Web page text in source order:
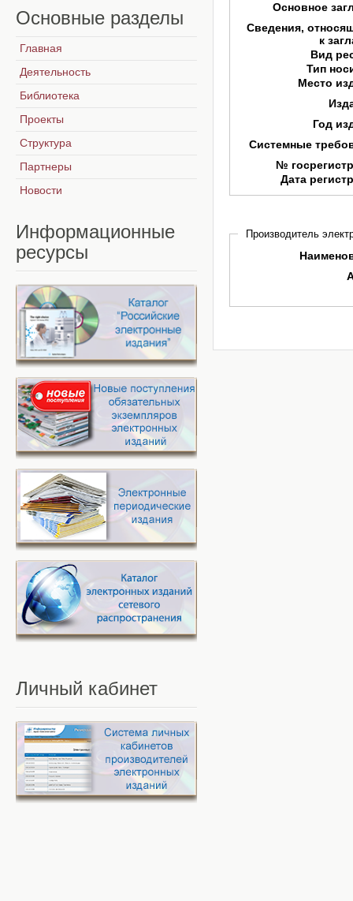
Основное
Сведения,
к
Вид
Тип
Место
Год
Системные
№
Дата
Производитель
Основные разделы
Главная
Деятельность
Библиотека
Проекты
Структура
Партнеры
Новости
Информационные
ресурсы
Личный кабинет